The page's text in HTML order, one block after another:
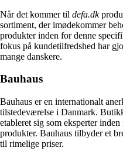
Når det kommer til defa.dk
sortiment, der imødekommer
produkter inden for denne
fokus på kundetilfredshed har
mange danskere.
Bauhaus
Bauhaus er en internationalt
tilstedeværelse i Danmark.
etableret sig som eksperter
produkter. Bauhaus tilbyder et
til rimelige priser.